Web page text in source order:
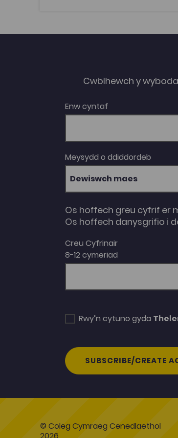
Cwblhewch y
Enw cyntaf
Meysydd o ddiddordeb
Dewiswch maes
Os hoffech greu cyfrif er
Os hoffech danysgrifio i
Creu Cyfrinair
8-12 cymeriad
Rwy’n cytuno gyda
SUBSCRIBE/CREATE
© Coleg Cymraeg Cenedlaethol